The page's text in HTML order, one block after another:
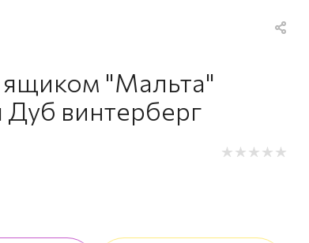
ящиком "Мальта"
Дуб винтерберг